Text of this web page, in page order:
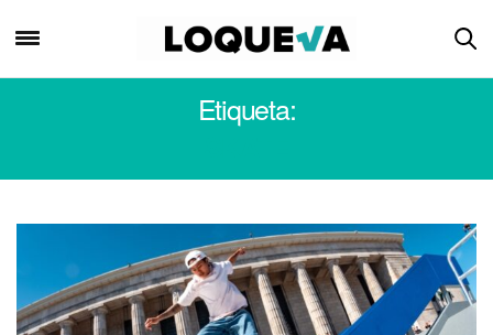
Etiqueta: